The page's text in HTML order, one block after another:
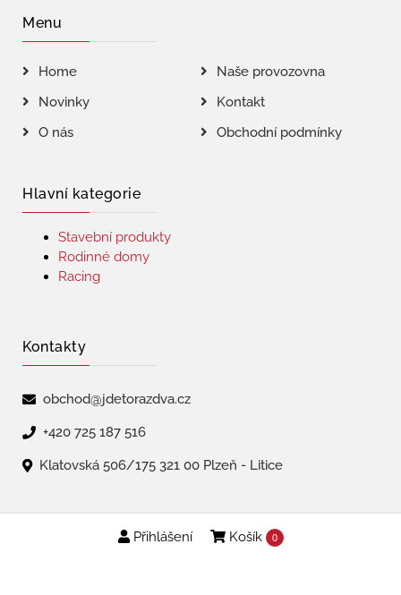
Přihlášení Košík 0
Menu
Home
Naše provozovna
Novinky
Kontakt
O nás
Obchodní podmínky
Hlavní kategorie
Stavební produkty
Rodinné domy
Racing
Kontakty
obchod@jdetorazdva.cz
+420 725 187 516
Klatovská 506/175 321 00 Plzeň - Litice
Copyright © 2026 | jdetorazdva